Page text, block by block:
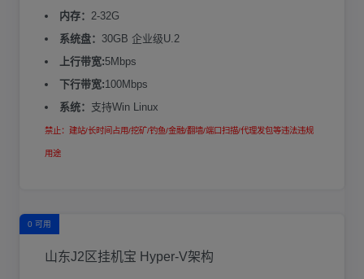
内存： 2-32G
系统盘： 30GB 企业级U.2
上行带宽:5Mbps
下行带宽:100Mbps
系统： 支持Win Linux
禁止：建站/长时间占用/挖矿/钓鱼/金融/翻墙/端口扫描/代理发包等违法违规
用途
0 可用
山东J2区挂机宝 Hyper-V架构